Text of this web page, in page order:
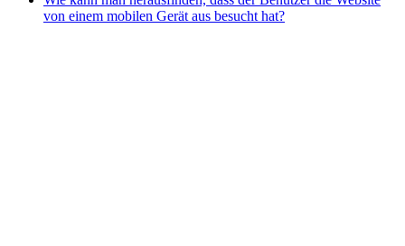
von einem mobilen Gerät aus besucht hat?